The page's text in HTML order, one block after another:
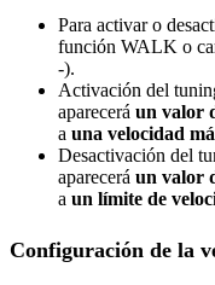
Para activar o
función WALK o
-).
Activación del
aparecerá un valor
a una velocidad
Desactivación del
aparecerá un valor
a un límite de
Configuración de la